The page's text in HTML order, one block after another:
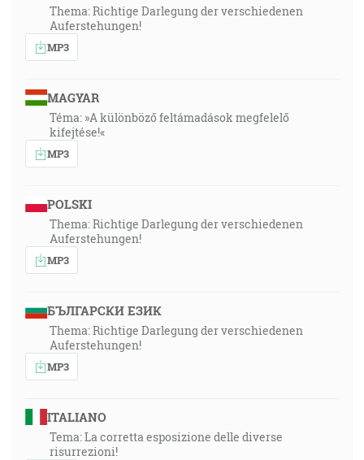
Thema: Richtige Darlegung der verschiedenen
Auferstehungen!
MP3
MAGYAR
Téma: »A különböző feltámadások megfelelő
kifejtése!«
MP3
POLSKI
Thema: Richtige Darlegung der verschiedenen
Auferstehungen!
MP3
БЪЛГАРСКИ ЕЗИК
Thema: Richtige Darlegung der verschiedenen
Auferstehungen!
MP3
ITALIANO
Tema: La corretta esposizione delle diverse
risurrezioni!